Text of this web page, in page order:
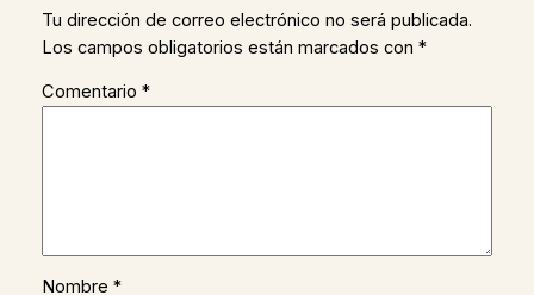
Tu dirección de correo electrónico no será publicada.
Los campos obligatorios están marcados con *
Comentario *
Nombre *